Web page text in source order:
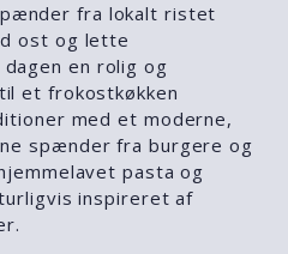
fra lokalt ristet
ost og lette
en rolig og
et frokostkøkken
med et moderne,
spænder fra burgere og
pasta og
inspireret af